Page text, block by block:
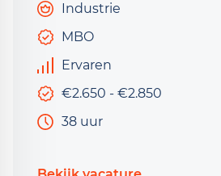
Industrie
MBO
Ervaren
€2.650 - €2.850
38 uur